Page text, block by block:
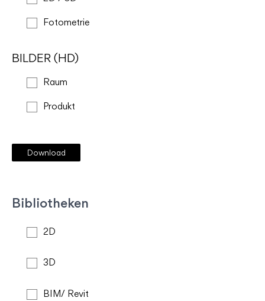
Fotometrie
BILDER (HD)
Raum
Produkt
Bibliotheken
2D
3D
BIM/ Revit